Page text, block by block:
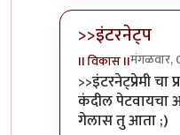
>>इंटरनेट्प
II विकास IIमंगळवार,
In reply to
>>इंटरनेट्प्रेमी
कंदील पेटवायचा
गेलास तु आता ;)